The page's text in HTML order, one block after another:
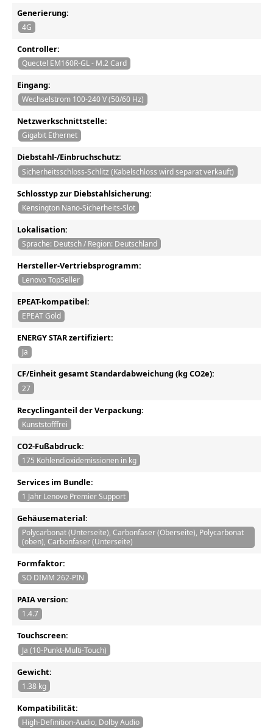
Generierung:
4G
Controller:
Quectel EM160R-GL - M.2 Card
Eingang:
Wechselstrom 100-240 V (50/60 Hz)
Netzwerkschnittstelle:
Gigabit Ethernet
Diebstahl-/Einbruchschutz:
Sicherheitsschloss-Schlitz (Kabelschloss wird separat verkauft)
Schlosstyp zur Diebstahlsicherung:
Kensington Nano-Sicherheits-Slot
Lokalisation:
Sprache: Deutsch / Region: Deutschland
Hersteller-Vertriebsprogramm:
Lenovo TopSeller
EPEAT-kompatibel:
EPEAT Gold
ENERGY STAR zertifiziert:
Ja
CF/Einheit gesamt Standardabweichung (kg CO2e):
27
Recyclinganteil der Verpackung:
Kunststofffrei
CO2-Fußabdruck:
175 Kohlendioxidemissionen in kg
Services im Bundle:
1 Jahr Lenovo Premier Support
Gehäusematerial:
Polycarbonat (Unterseite), Carbonfaser (Oberseite), Polycarbonat
(oben), Carbonfaser (Unterseite)
Formfaktor:
SO DIMM 262-PIN
PAIA version:
1.4.7
Touchscreen:
Ja (10-Punkt-Multi-Touch)
Gewicht:
1.38 kg
Kompatibilität:
High-Definition-Audio, Dolby Audio